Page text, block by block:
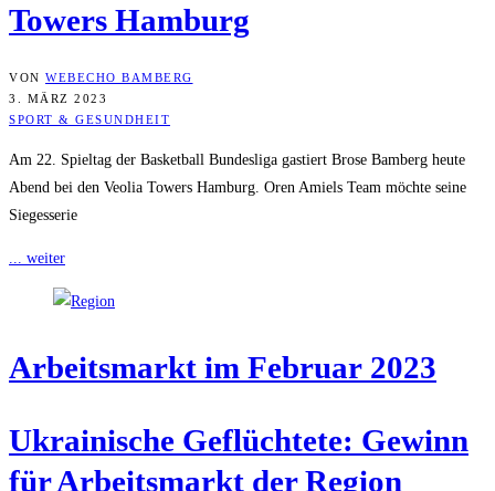
Towers Hamburg
VON WEBECHO BAMBERG
3. MÄRZ 2023
SPORT & GESUNDHEIT
Am 22. Spieltag der Basketball Bundesliga gastiert Brose Bamberg heute
Abend bei den Veolia Towers Hamburg. Oren Amiels Team möchte seine
Siegesserie
... weiter
Arbeits­markt im Febru­ar 2023
Ukrai­ni­sche Geflüch­te­te: Gewinn
für Arbeits­markt der Region